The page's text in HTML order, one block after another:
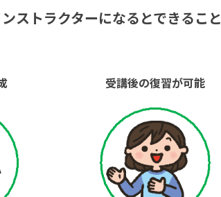
ストラクターになるとできること
受講後の復習が可能